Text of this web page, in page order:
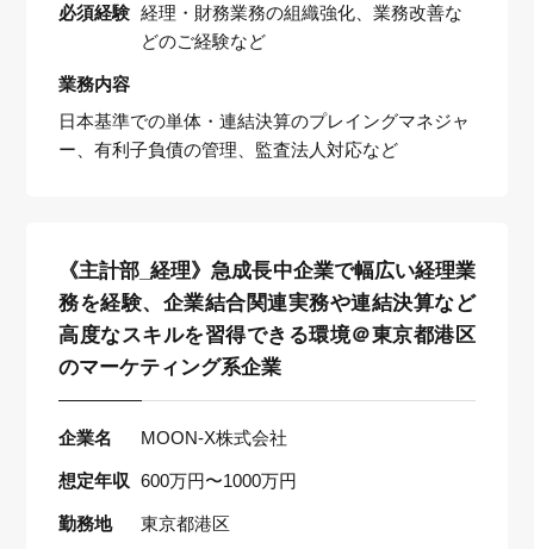
必須経験 経理・財務業務の組織強化、業務改善な
どのご経験など
業務内容
日本基準での単体・連結決算のプレイングマネジャ
ー、有利子負債の管理、監査法人対応など
《主計部_経理》急成長中企業で幅広い経理業
務を経験、企業結合関連実務や連結決算など
高度なスキルを習得できる環境＠東京都港区
のマーケティング系企業
企業名 MOON-X株式会社
想定年収 600万円〜1000万円
勤務地 東京都港区